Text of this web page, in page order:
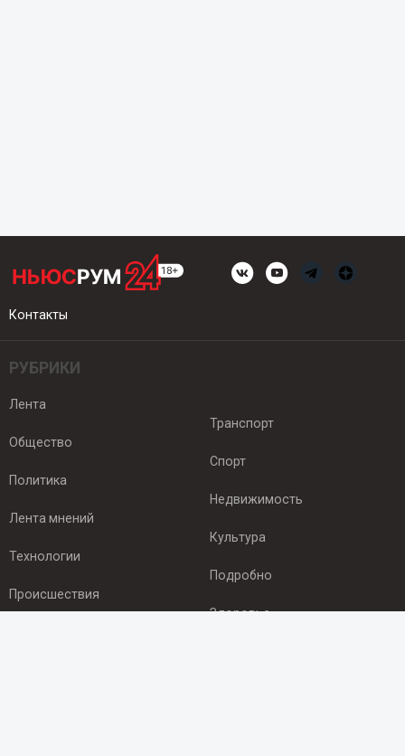
Контакты
РУБРИКИ
Лента
Общество
Политика
Лента мнений
Технологии
Происшествия
Транспорт
Спорт
Недвижимость
Культура
Подробно
Здоровье